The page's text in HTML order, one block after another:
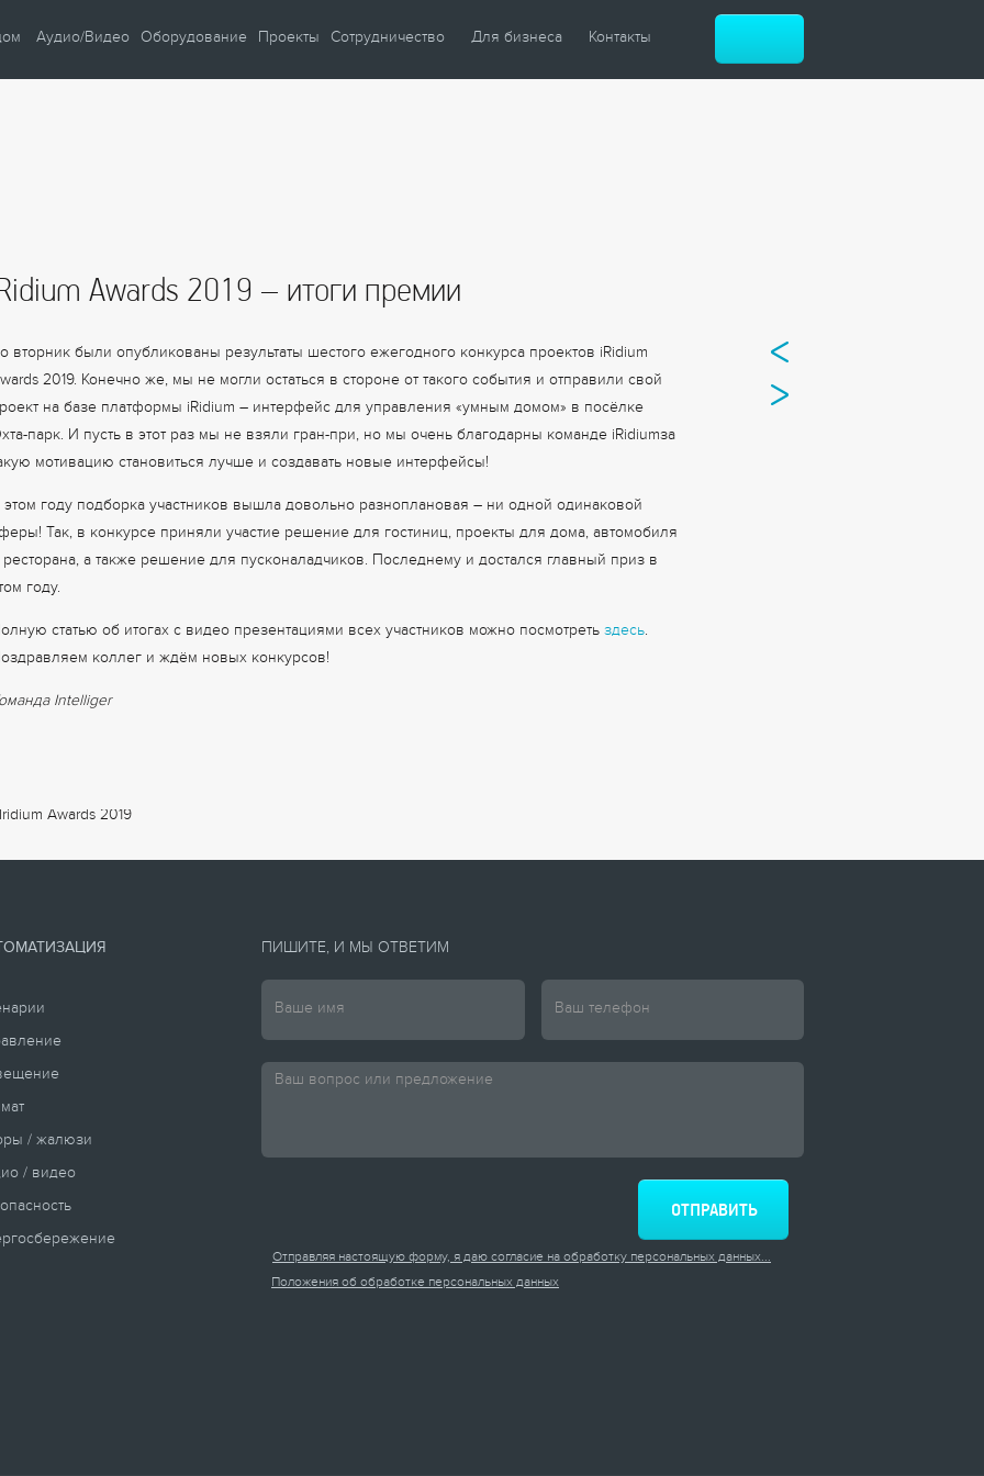
Аудио/Видео Оборудование Проекты Сотрудничество Для бизнеса
Учебные центры
Контакты
Awards 2019 – итоги премии
вторник были опубликованы результаты шестого ежегодного конкурса проектов iRidium
2019. Конечно же, мы не могли остаться в стороне от такого события и отправили свой
на базе платформы iRidium – интерфейс для управления «умным домом» в посёлке
парк. И пусть в этот раз мы не взяли гран-при, но мы очень благодарны команде iRidiumза
мотивацию становиться лучше и создавать новые интерфейсы!
этом году подборка участников вышла довольно разноплановая – ни одной одинаковой
Так, в конкурсе приняли участие решение для гостиниц, проекты для дома, автомобиля
ресторана, а также решение для пусконаладчиков. Последнему и достался главный приз в
году.
статью об итогах с видео презентациями всех участников можно посмотреть здесь.
коллег и ждём новых конкурсов!
Intelliger
/ жалюзи
/ видео
ПИШИТЕ, И МЫ ОТВЕТИМ
Отправляя настоящую форму, я даю согласие на обработку персональных данных...
Положения об обработке персональных данных